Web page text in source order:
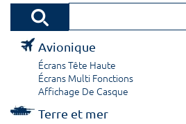
Avionique
Écrans Tête Haute
Écrans Multi Fonctions
Affichage De Casque
Terre et mer